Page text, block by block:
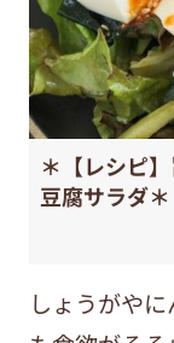
＊【レシピ
豆腐サラダ＊
しょうがや